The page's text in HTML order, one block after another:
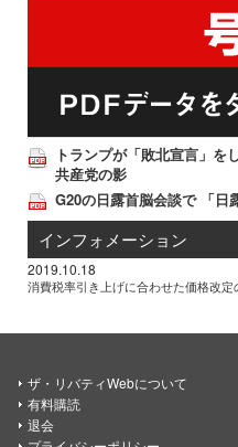
トランプが「敗北宣言」を
共産党の影
G20の日露首脳会談で 「日
インフォメーション
2019.10.18
消費税率引き上げに合わせた価格改定
ザ・リバティWebについて
有料購読
退会